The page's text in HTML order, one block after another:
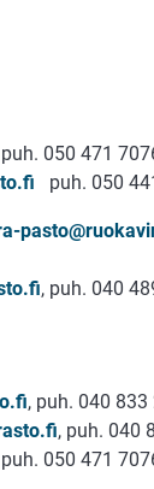
puh. 050 471
puh. 050
, puh. 040
, puh. 040 833
, puh. 040
puh. 050 471